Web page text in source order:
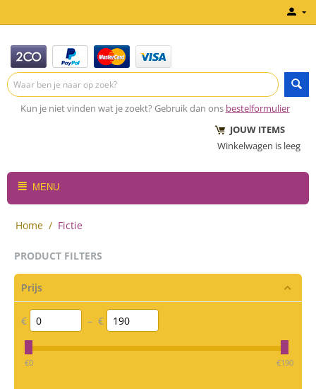
Kun je niet vinden wat je zoekt? Gebruik dan ons bestelformulier
JOUW ITEMS
Winkelwagen is leeg
MENU
Home / Fictie
PRODUCT FILTERS
Prijs
€ – €
‎€0 ‎€190